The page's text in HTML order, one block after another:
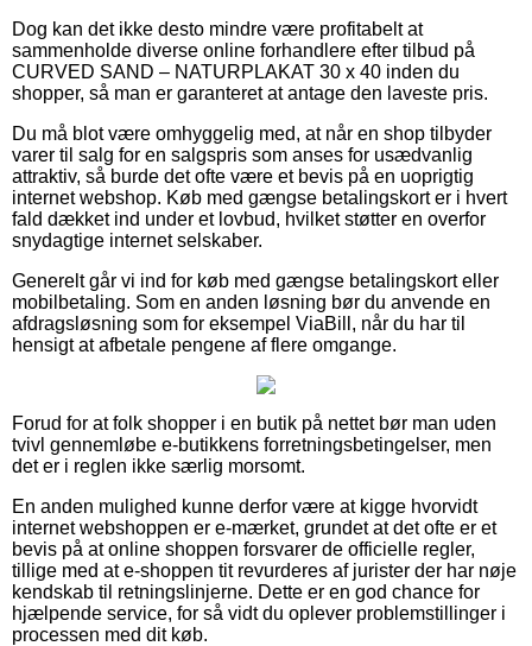
Dog kan det ikke desto mindre være profitabelt at
sammenholde diverse online forhandlere efter tilbud på
CURVED SAND – NATURPLAKAT 30 x 40 inden du
shopper, så man er garanteret at antage den laveste pris.
Du må blot være omhyggelig med, at når en shop tilbyder
varer til salg for en salgspris som anses for usædvanlig
attraktiv, så burde det ofte være et bevis på en uoprigtig
internet webshop. Køb med gængse betalingskort er i hvert
fald dækket ind under et lovbud, hvilket støtter en overfor
snydagtige internet selskaber.
Generelt går vi ind for køb med gængse betalingskort eller
mobilbetaling. Som en anden løsning bør du anvende en
afdragsløsning som for eksempel ViaBill, når du har til
hensigt at afbetale pengene af flere omgange.
Forud for at folk shopper i en butik på nettet bør man uden
tvivl gennemløbe e-butikkens forretningsbetingelser, men
det er i reglen ikke særlig morsomt.
En anden mulighed kunne derfor være at kigge hvorvidt
internet webshoppen er e-mærket, grundet at det ofte er et
bevis på at online shoppen forsvarer de officielle regler,
tillige med at e-shoppen tit revurderes af jurister der har nøje
kendskab til retningslinjerne. Dette er en god chance for
hjælpende service, for så vidt du oplever problemstillinger i
processen med dit køb.